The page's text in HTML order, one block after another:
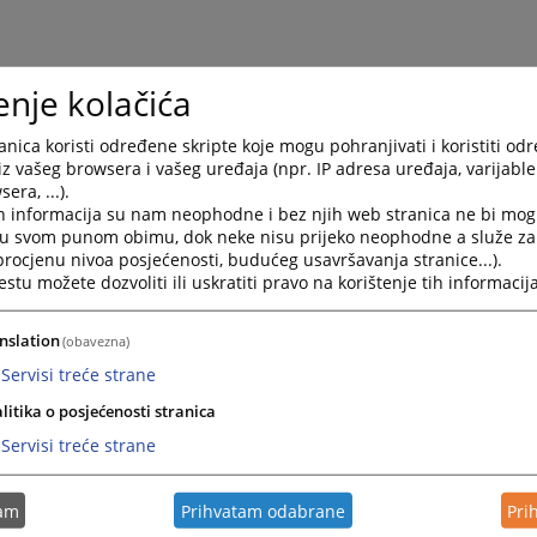
o postupku pristupa
sudu u Prijedoru
stranici možete preuzeti Vodič o postupku pristupa
u Osnovnom sudu u Prijedoru.
kolačića
koristi određene skripte koje mogu pohranjivati i koristiti
vašeg browsera i vašeg uređaja (npr. IP adresa uređaja,
...).
informacija su nam neophodne i bez njih web stranica ne bi
svom punom obimu, dok neke nisu prijeko neophodne a služe
nivoa posjećenosti, budućeg usavršavanja stranice...).
možete dozvoliti ili uskratiti pravo na korištenje tih
(obavezna)
Servisi treće strane
o posjećenosti stranica
Servisi treće strane
Prihvatam odabrane